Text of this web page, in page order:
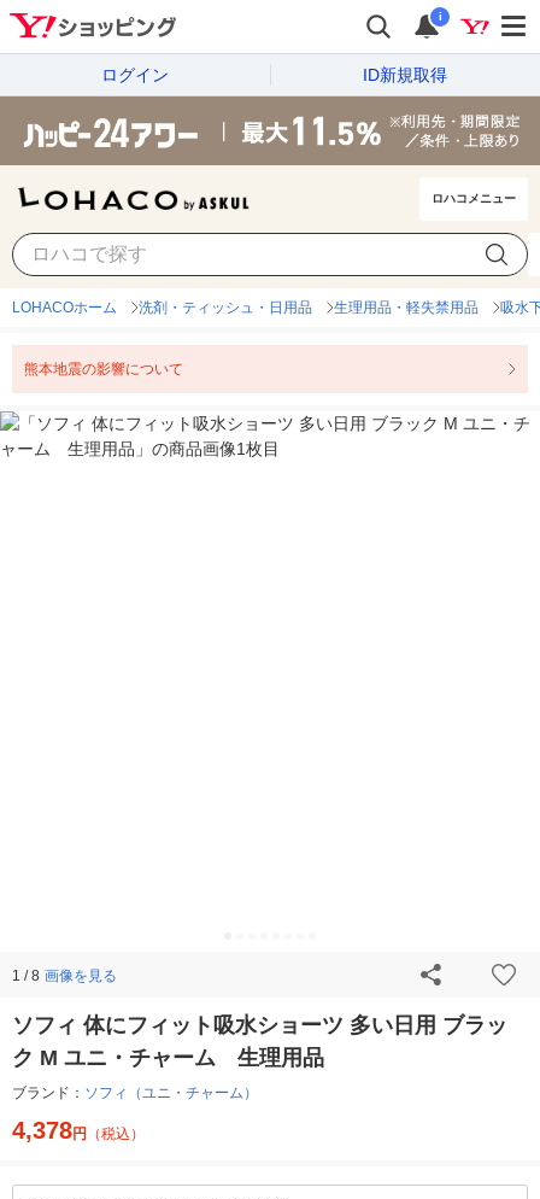
i
ログイン ID新規取得
ロハコメニュー
LOHACOホーム 洗剤・ティッシュ・日用品 生理用品・軽失禁用品 吸水
熊本地震の影響について
1 / 8 画像を見る
ソフィ 体にフィット吸水ショーツ 多い日用 ブラッ
ク M ユニ・チャーム 生理用品
ブランド： ソフィ（ユニ・チャーム）
4,378円 （税込）